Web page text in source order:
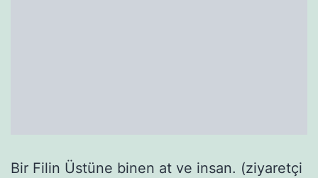
Bir Filin Üstüne binen at ve insan. (ziyaretçi